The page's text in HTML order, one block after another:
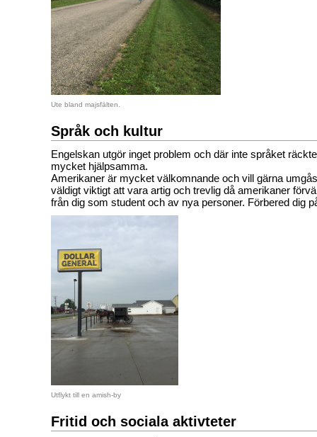
Ute bland majsfälten.
Språk och kultur
Engelskan utgör inget problem och där inte språket
mycket hjälpsamma.
Amerikaner är mycket välkomnande och vill gärna
väldigt viktigt att vara artig och trevlig då amerikaner
från dig som student och av nya personer. Förbered dig
Utflykt till en amish-by
Fritid och sociala aktivteter